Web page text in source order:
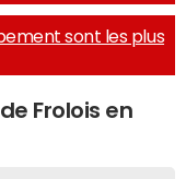
sont les plus
Frolois en